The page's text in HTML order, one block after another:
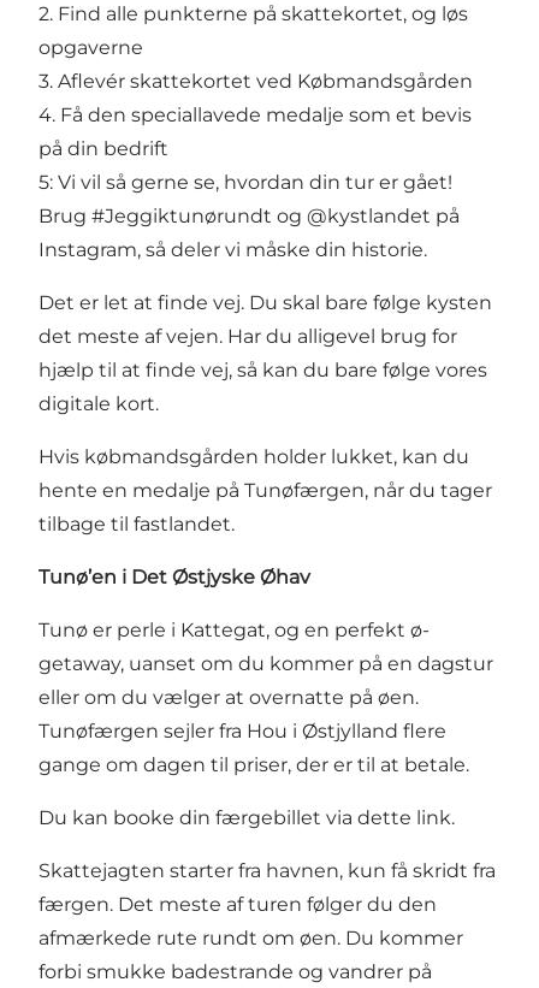
2. Find alle punkterne på skattekortet, og løs
opgaverne
3. Aflevér skattekortet ved Købmandsgården
4. Få den speciallavede medalje som et bevis
på din bedrift
5: Vi vil så gerne se, hvordan din tur er gået!
Brug #Jeggiktunørundt og @kystlandet på
Instagram, så deler vi måske din historie.
Det er let at finde vej. Du skal bare følge kysten
det meste af vejen. Har du alligevel brug for
hjælp til at finde vej, så kan du bare følge vores
digitale kort.
Hvis købmandsgården holder lukket, kan du
hente en medalje på Tunøfærgen, når du tager
tilbage til fastlandet.
Tunø’en i Det Østjyske Øhav
Tunø er perle i Kattegat, og en perfekt ø-
getaway, uanset om du kommer på en dagstur
eller om du vælger at overnatte på øen.
Tunøfærgen sejler fra Hou i Østjylland flere
gange om dagen til priser, der er til at betale.
Du kan booke din færgebillet via dette link.
Skattejagten starter fra havnen, kun få skridt fra
færgen. Det meste af turen følger du den
afmærkede rute rundt om øen. Du kommer
forbi smukke badestrande og vandrer på